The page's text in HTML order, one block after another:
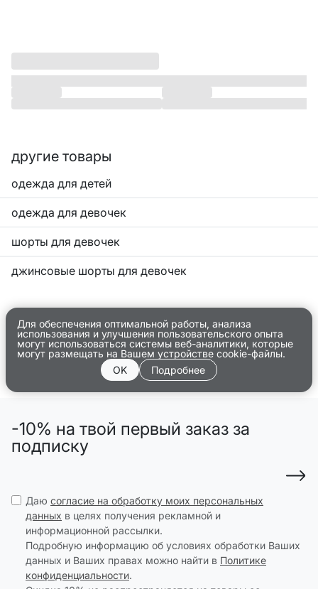
другие товары
одежда для детей
одежда для девочек
шорты для девочек
джинсовые шорты для девочек
Для обеспечения оптимальной работы, анализа
использования и улучшения пользовательского опыта
могут использоваться системы веб-аналитики, которые
могут размещать на Вашем устройстве cookie-файлы.
OK
Подробнее
-10% на твой первый заказ за
подписку
Даю согласие на обработку моих персональных
данных в целях получения рекламной и
информационной рассылки.
Подробную информацию об условиях обработки Ваших
данных и Ваших правах можно найти в Политике
конфиденциальности.